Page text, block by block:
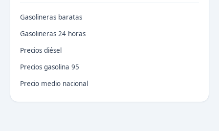
Gasolineras baratas
Gasolineras 24 horas
Precios diésel
Precios gasolina 95
Precio medio nacional